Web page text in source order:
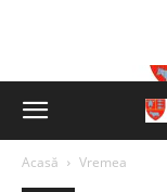
Acasă Vremea